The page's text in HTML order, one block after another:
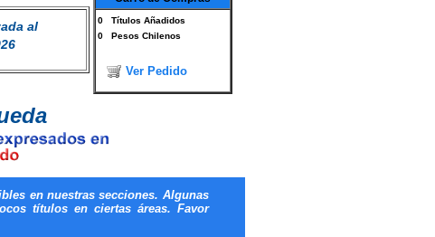
al
0 Títulos Añadidos
0 Pesos Chilenos
Ver Pedido
en nuestras secciones. Algunas
títulos en ciertas áreas. Favor